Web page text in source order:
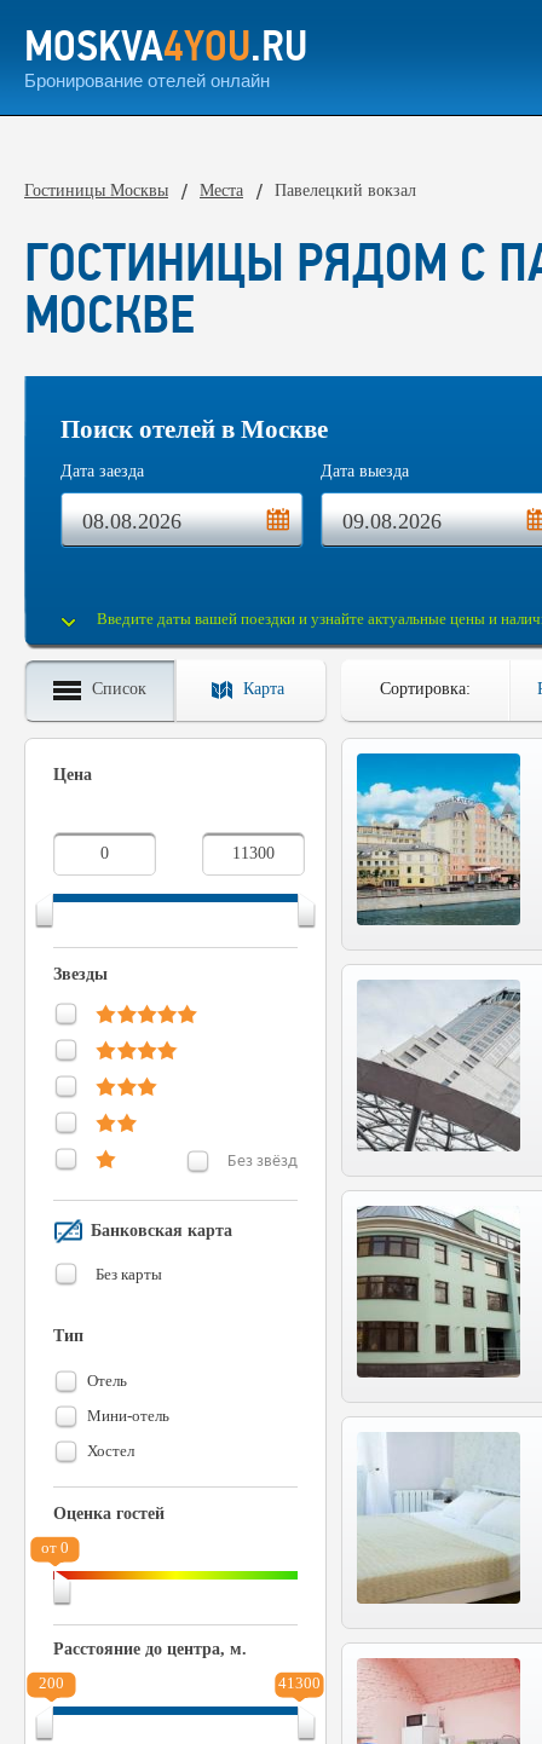
ГОСТИНИЦЫ РЯДОМ С
МОСКВЕ
Поиск отелей в Москве
Дата заезда Дата выезда
Введите даты вашей поездки и узнайте актуальные цены и
Список Карта
Цена
Звезды
Без звёзд
Банковская карта
Без карты
Тип
Отель
Мини-отель
Хостел
Оценка гостей
от 0
Расстояние до центра, м.
200
41300
Сортировка:
MOSKVA4YOU.RU
Бронирование отелей онлайн
Гостиницы Москвы Места Павелецкий вокзал